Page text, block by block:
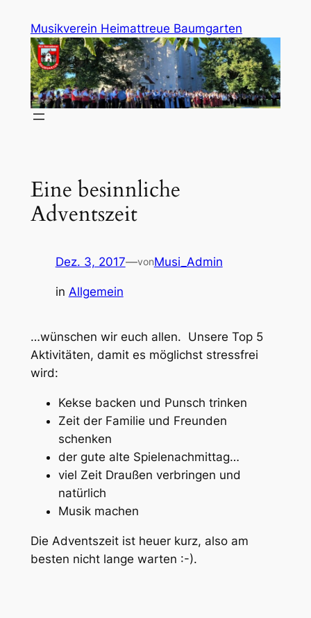
Inhalt
springen
Musikverein Heimattreue Baumgarten
Eine besinnliche
Adventszeit
Dez. 3, 2017—vonMusi_Admin
in Allgemein
…wünschen wir euch allen. Unsere Top 5
Aktivitäten, damit es möglichst stressfrei
wird:
Kekse backen und Punsch trinken
Zeit der Familie und Freunden
schenken
der gute alte Spielenachmittag…
viel Zeit Draußen verbringen und
natürlich
Musik machen
Die Adventszeit ist heuer kurz, also am
besten nicht lange warten :-).